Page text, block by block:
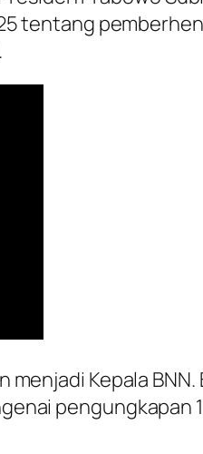
tentang
Kepala
pengungkapan